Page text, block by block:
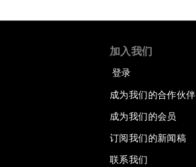
加入我们
登录
成为我们的合作伙伴
成为我们的会员
订阅我们的新闻稿
联系我们